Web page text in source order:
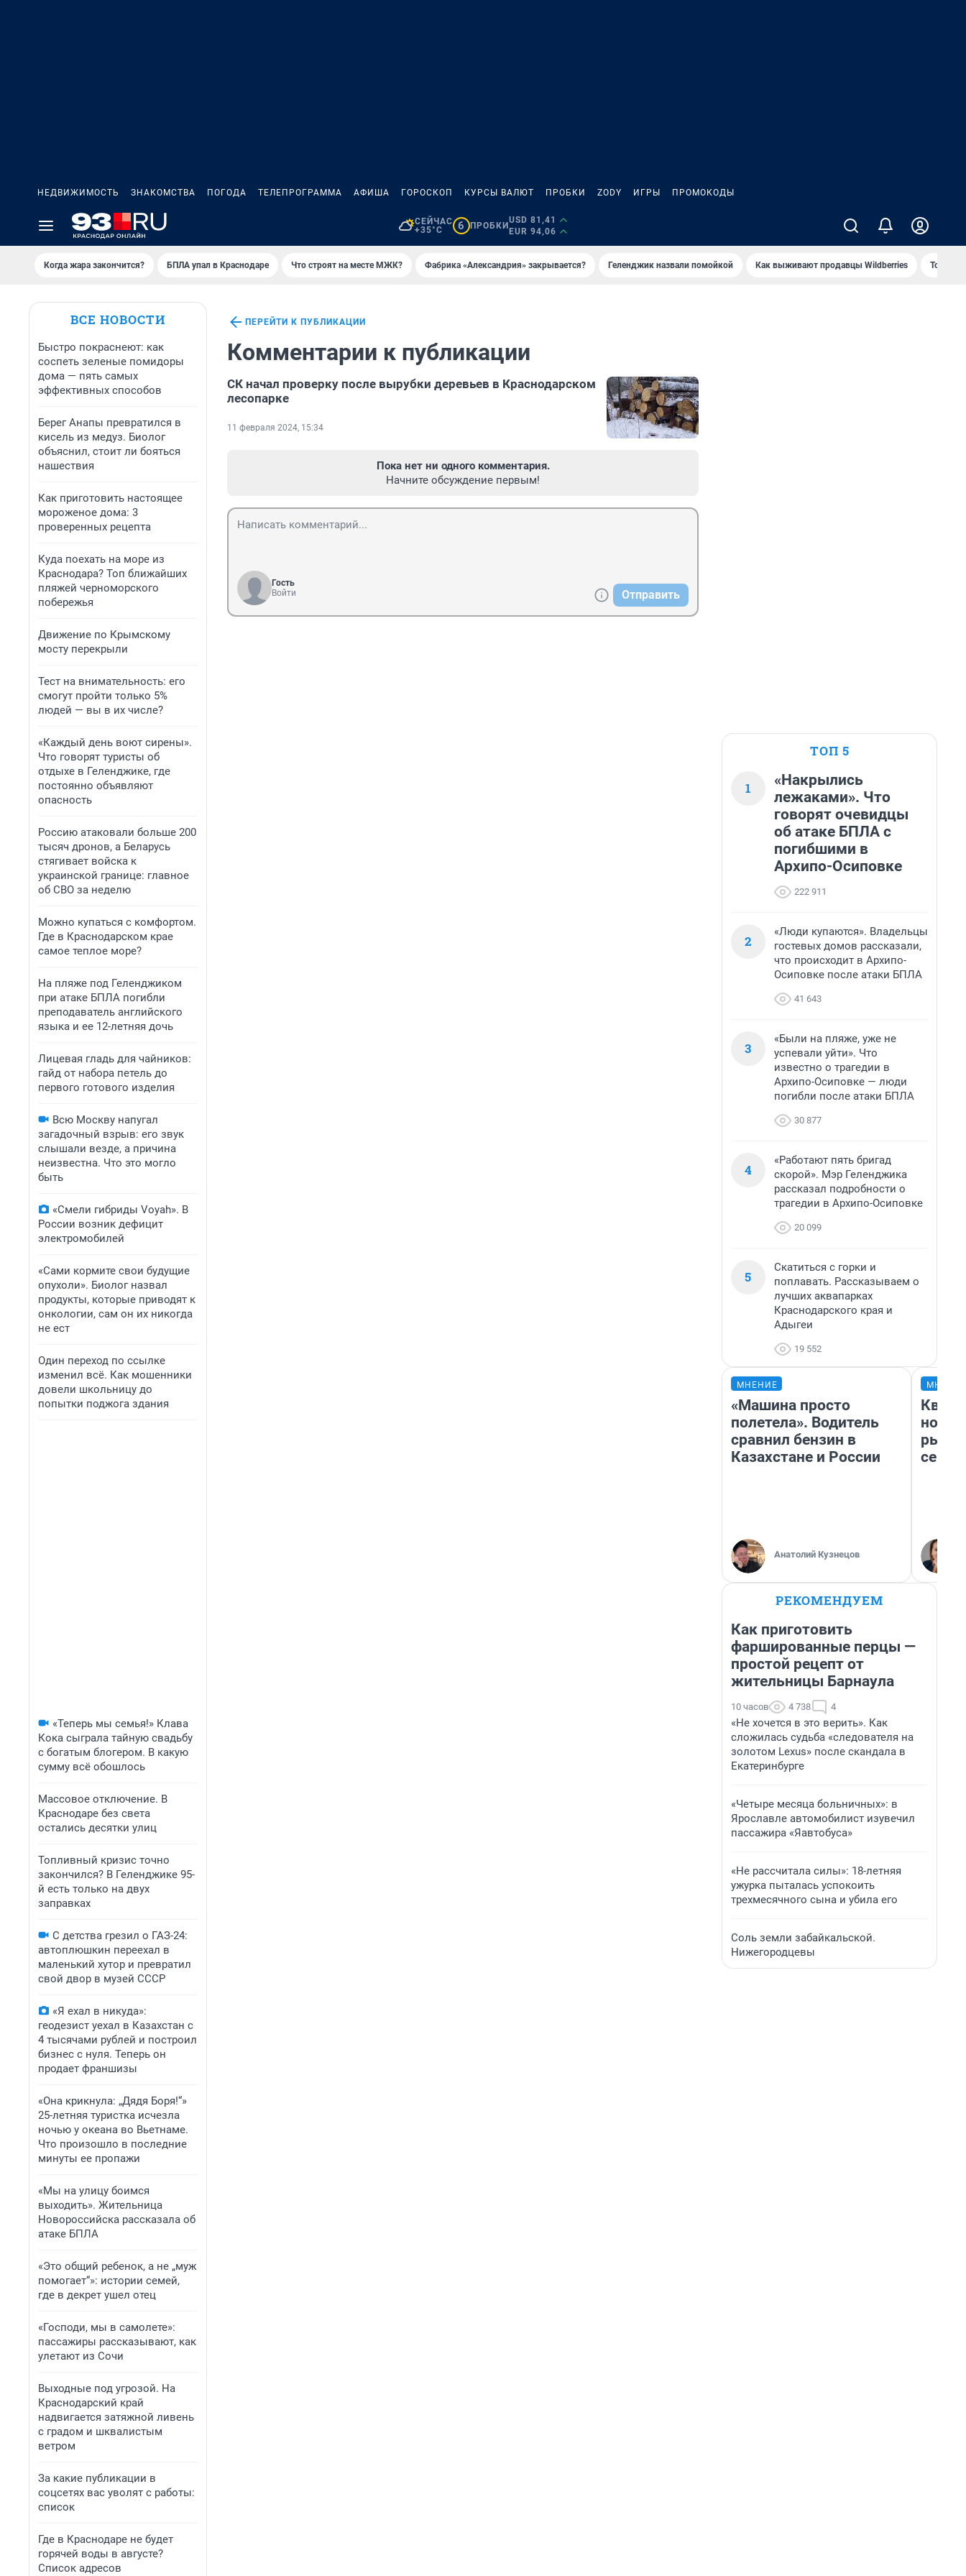
НЕДВИЖИМОСТЬ ЗНАКОМСТВА ПОГОДА ТЕЛЕПРОГРАММА АФИША ГОРОСКОП КУРСЫ ВАЛЮТ ПРОБКИ ZODY ИГРЫ ПРОМОКОДЫ
СЕЙЧАС
+35°C
6 ПРОБКИ
USD 81,41
EUR 94,06
Когда жара закончится? БПЛА упал в Краснодаре Что строят на месте МЖК? Фабрика «Александрия» закрывается? Геленджик назвали помойкой Как выживают продавцы Wildberries Топ
ВСЕ НОВОСТИ
Быстро покраснеют: как
соспеть зеленые помидоры
дома — пять самых
эффективных способов
Берег Анапы превратился в
кисель из медуз. Биолог
объяснил, стоит ли бояться
нашествия
Как приготовить настоящее
мороженое дома: 3
проверенных рецепта
Куда поехать на море из
Краснодара? Топ ближайших
пляжей черноморского
побережья
Движение по Крымскому
мосту перекрыли
Тест на внимательность: его
смогут пройти только 5%
людей — вы в их числе?
«Каждый день воют сирены».
Что говорят туристы об
отдыхе в Геленджике, где
постоянно объявляют
опасность
Россию атаковали больше 200
тысяч дронов, а Беларусь
стягивает войска к
украинской границе: главное
об СВО за неделю
Можно купаться с комфортом.
Где в Краснодарском крае
самое теплое море?
На пляже под Геленджиком
при атаке БПЛА погибли
преподаватель английского
языка и ее 12-летняя дочь
Лицевая гладь для чайников:
гайд от набора петель до
первого готового изделия
Всю Москву напугал
загадочный взрыв: его звук
слышали везде, а причина
неизвестна. Что это могло
быть
«Смели гибриды Voyah». В
России возник дефицит
электромобилей
«Сами кормите свои будущие
опухоли». Биолог назвал
продукты, которые приводят к
онкологии, сам он их никогда
не ест
Один переход по ссылке
изменил всё. Как мошенники
довели школьницу до
попытки поджога здания
«Теперь мы семья!» Клава
Кока сыграла тайную свадьбу
с богатым блогером. В какую
сумму всё обошлось
Массовое отключение. В
Краснодаре без света
остались десятки улиц
Топливный кризис точно
закончился? В Геленджике 95-
й есть только на двух
заправках
С детства грезил о ГАЗ-24:
автоплюшкин переехал в
маленький хутор и превратил
свой двор в музей СССР
«Я ехал в никуда»:
геодезист уехал в Казахстан с
4 тысячами рублей и построил
бизнес с нуля. Теперь он
продает франшизы
«Она крикнула: „Дядя Боря!“»
25-летняя туристка исчезла
ночью у океана во Вьетнаме.
Что произошло в последние
минуты ее пропажи
«Мы на улицу боимся
выходить». Жительница
Новороссийска рассказала об
атаке БПЛА
«Это общий ребенок, а не „муж
помогает“»: истории семей,
где в декрет ушел отец
«Господи, мы в самолете»:
пассажиры рассказывают, как
улетают из Сочи
Выходные под угрозой. На
Краснодарский край
надвигается затяжной ливень
с градом и шквалистым
ветром
За какие публикации в
соцсетях вас уволят с работы:
список
Где в Краснодаре не будет
горячей воды в августе?
Список адресов
ПЕРЕЙТИ К ПУБЛИКАЦИИ
Комментарии к публикации
СК начал проверку после вырубки деревьев в Краснодарском
лесопарке
11 февраля 2024, 15:34
Пока нет ни одного комментария.
Начните обсуждение первым!
Гость
Войти
Отправить
ТОП 5
1
«Накрылись
лежаками». Что
говорят очевидцы
об атаке БПЛА с
погибшими в
Архипо-Осиповке
222 911
2
«Люди купаются». Владельцы
гостевых домов рассказали,
что происходит в Архипо-
Осиповке после атаки БПЛА
41 643
3
«Были на пляже, уже не
успевали уйти». Что
известно о трагедии в
Архипо-Осиповке — люди
погибли после атаки БПЛА
30 877
4
«Работают пять бригад
скорой». Мэр Геленджика
рассказал подробности о
трагедии в Архипо-Осиповке
20 099
5
Скатиться с горки и
поплавать. Рассказываем о
лучших аквапарках
Краснодарского края и
Адыгеи
19 552
МНЕНИЕ
«Машина просто
полетела». Водитель
сравнил бензин в
Казахстане и России
Анатолий Кузнецов
но
РЕКОМЕНДУЕМ
Как приготовить
фаршированные перцы —
простой рецепт от
жительницы Барнаула
10 часов 4 738 4
«Не хочется в это верить». Как
сложилась судьба «следователя на
золотом Lexus» после скандала в
Екатеринбурге
«Четыре месяца больничных»: в
Ярославле автомобилист изувечил
пассажира «Яавтобуса»
«Не рассчитала силы»: 18-летняя
ужурка пыталась успокоить
трехмесячного сына и убила его
Соль земли забайкальской.
Нижегородцевы